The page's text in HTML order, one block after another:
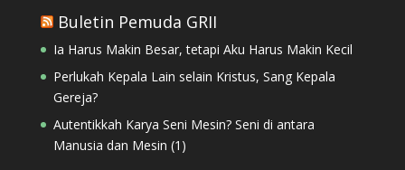
Buletin Pemuda GRII
Ia Harus Makin Besar, tetapi Aku Harus Makin Kecil
Perlukah Kepala Lain selain Kristus, Sang Kepala
Gereja?
Autentikkah Karya Seni Mesin? Seni di antara
Manusia dan Mesin (1)